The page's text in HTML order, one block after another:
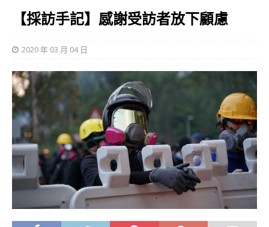
【採訪手記】感謝受訪者放下顧慮
2020 年 03 月 04 日